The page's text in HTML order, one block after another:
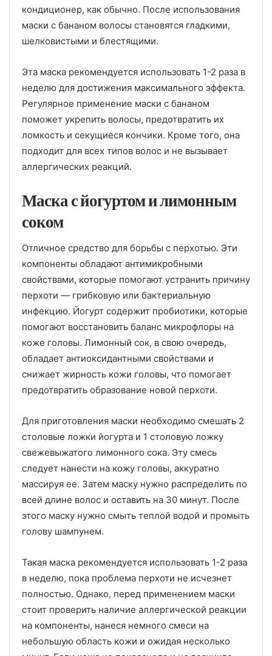
кондиционер, как обычно. После использования
маски с бананом волосы становятся гладкими,
шелковистыми и блестящими.
Эта маска рекомендуется использовать 1-2 раза в
неделю для достижения максимального эффекта.
Регулярное применение маски с бананом
поможет укрепить волосы, предотвратить их
ломкость и секущиеся кончики. Кроме того, она
подходит для всех типов волос и не вызывает
аллергических реакций.
Маска с йогуртом и лимонным
соком
Отличное средство для борьбы с перхотью. Эти
компоненты обладают антимикробными
свойствами, которые помогают устранить причину
перхоти — грибковую или бактериальную
инфекцию. Йогурт содержит пробиотики, которые
помогают восстановить баланс микрофлоры на
коже головы. Лимонный сок, в свою очередь,
обладает антиоксидантными свойствами и
снижает жирность кожи головы, что помогает
предотвратить образование новой перхоти.
Для приготовления маски необходимо смешать 2
столовые ложки йогурта и 1 столовую ложку
свежевыжатого лимонного сока. Эту смесь
следует нанести на кожу головы, аккуратно
массируя ее. Затем маску нужно распределить по
всей длине волос и оставить на 30 минут. После
этого маску нужно смыть теплой водой и промыть
голову шампунем.
Такая маска рекомендуется использовать 1-2 раза
в неделю, пока проблема перхоти не исчезнет
полностью. Однако, перед применением маски
стоит проверить наличие аллергической реакции
на компоненты, нанеся немного смеси на
небольшую область кожи и ожидая несколько